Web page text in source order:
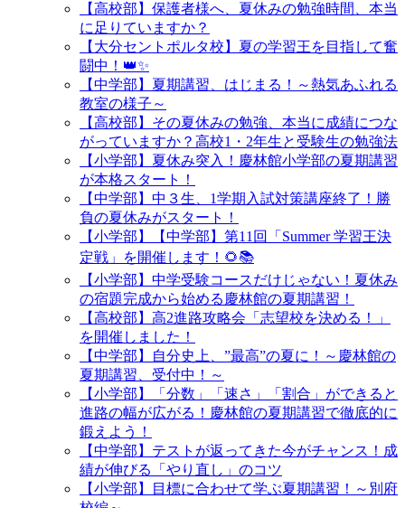
【高校部】保護者様へ、夏休みの勉強時間、本当
に足りていますか？
【大分セントポルタ校】夏の学習王を目指して奮
闘中！👑✨
【中学部】夏期講習、はじまる！～熱気あふれる
教室の様子～
【高校部】その夏休みの勉強、本当に成績につな
がっていますか？高校1・2年生と受験生の勉強法
【小学部】夏休み突入！慶林館小学部の夏期講習
が本格スタート！
【中学部】中３生、1学期入試対策講座終了！勝
負の夏休みがスタート！
【小学部】【中学部】第11回「Summer 学習王決
定戦」を開催します！🌻📚
【小学部】中学受験コースだけじゃない！夏休み
の宿題完成から始める慶林館の夏期講習！
【高校部】高2進路攻略会「志望校を決める！」
を開催しました！
【中学部】自分史上、”最高”の夏に！～慶林館の
夏期講習、受付中！～
【小学部】「分数」「速さ」「割合」ができると
進路の幅が広がる！慶林館の夏期講習で徹底的に
鍛えよう！
【中学部】テストが返ってきた今がチャンス！成
績が伸びる「やり直し」のコツ
【小学部】目標に合わせて学ぶ夏期講習！～別府